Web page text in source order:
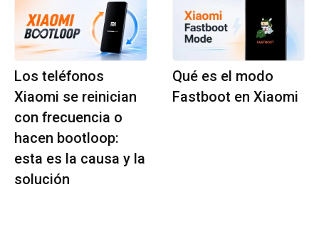
Los teléfonos
Xiaomi se reinician
con frecuencia o
hacen bootloop:
esta es la causa y la
solución
Qué es el modo
Fastboot en Xiaomi